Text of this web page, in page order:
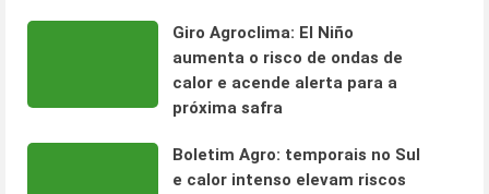
Giro Agroclima: El Niño
aumenta o risco de ondas de
calor e acende alerta para a
próxima safra
Boletim Agro: temporais no Sul
e calor intenso elevam riscos